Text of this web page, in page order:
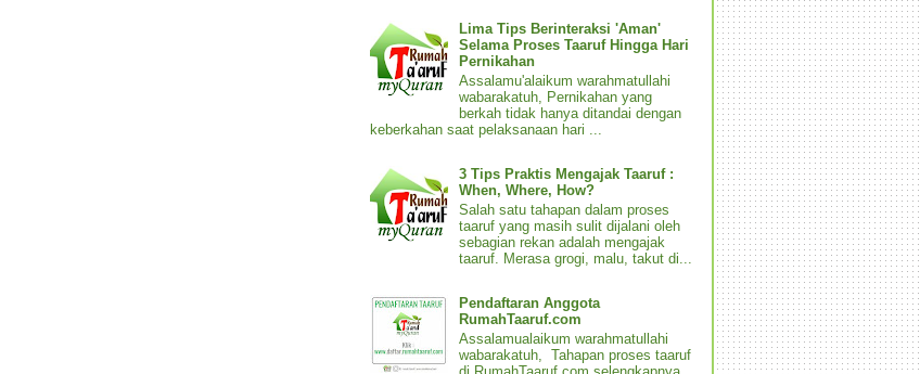
Lima Tips Berinteraksi 'Aman'
Selama Proses Taaruf Hingga Hari
Pernikahan
Assalamu'alaikum warahmatullahi
wabarakatuh, Pernikahan yang
berkah tidak hanya ditandai dengan
keberkahan saat pelaksanaan hari ...
3 Tips Praktis Mengajak Taaruf :
When, Where, How?
Salah satu tahapan dalam proses
taaruf yang masih sulit dijalani oleh
sebagian rekan adalah mengajak
taaruf. Merasa grogi, malu, takut di...
Pendaftaran Anggota
RumahTaaruf.com
Assalamualaikum warahmatullahi
wabarakatuh, Tahapan proses taaruf